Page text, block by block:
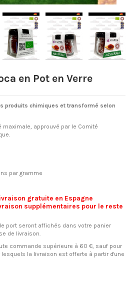
en Pot en Verre
produits chimiques et transformé selon
maximale, approuvé par le Comité
par gramme
gratuite en Espagne
supplémentaires pour le reste
port seront affichés dans votre panier
de livraison.
commande supérieure à 60 €, sauf pour
la livraison est offerte à partir d'une